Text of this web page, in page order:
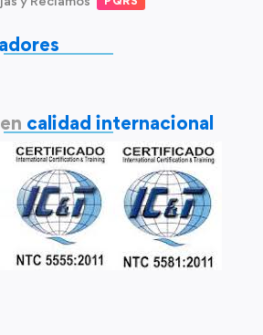
calidad internacional